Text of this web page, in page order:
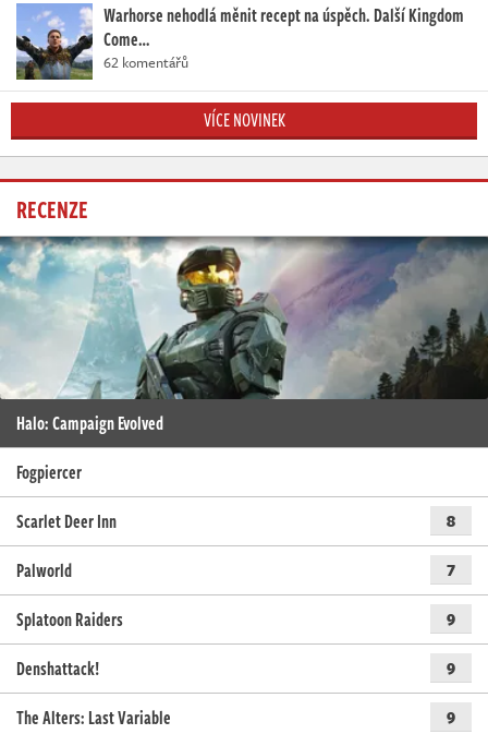
Warhorse nehodlá měnit recept na úspěch. Další Kingdom
Come…
62 komentářů
VÍCE NOVINEK
RECENZE
Halo: Campaign Evolved
Fogpiercer
Scarlet Deer Inn
8
Palworld 7
Splatoon Raiders 9
Denshattack! 9
The Alters: Last Variable 9